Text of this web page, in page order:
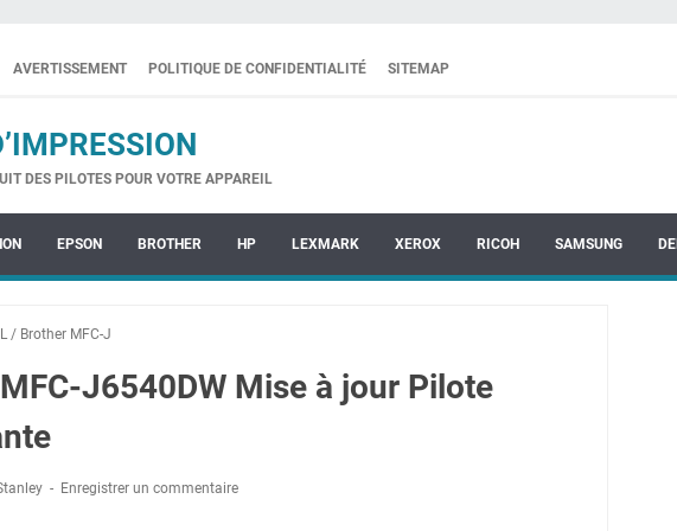
AVERTISSEMENT POLITIQUE DE CONFIDENTIALITÉ SITEMAP
DES PILOTES POUR VOTRE APPAREIL
EPSON BROTHER HP LEXMARK XEROX RICOH SAMSUNG
/ Brother MFC-J
J6540DW Mise à jour Pilote
Enregistrer un commentaire